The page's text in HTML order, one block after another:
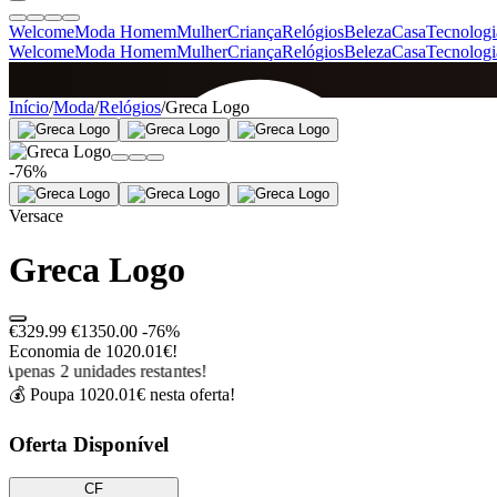
WelcomeModa HomemMulherCriançaRelógiosBelezaCasa
WelcomeModa HomemMulherCriançaRelógiosBelezaCasa
SINCE 2005
+de 36.000 reviews
Início/Moda/Relógios/Greca Logo
-76%
Versace
Greca Logo
€329.99 €1350.00 -76%
Economia de 1020.01€!
Apenas 2 unidades restantes!
💰 Poupa 1020.01€ nesta oferta!
Oferta Disponível
CF